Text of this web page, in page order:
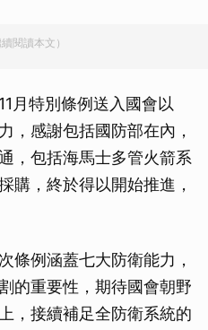
閱讀本文）
月特別條例送入國會以
，感謝包括國防部在內，
，包括海馬士多管火箭系
購，終於得以開始推進，
條例涵蓋七大防衛能力，
的重要性，期待國會朝野
，接續補足全防衛系統的